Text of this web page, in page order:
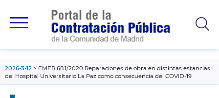
principal
2026-3-12
EMER 68.1/2020 Reparaciones de obra en distintas estancias
del Hospital Universitario La Paz como consecuencia del COVID-19